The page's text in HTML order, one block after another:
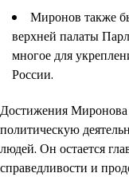
Миронов также
верхней палаты
многое для
России.
Достижения
политическую
людей. Он остается
справедливости и